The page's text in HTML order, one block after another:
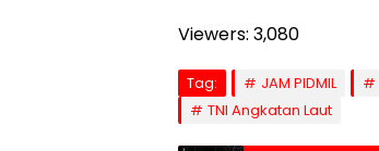
Viewers: 3,080
Tag: JAM PIDMIL
TNI Angkatan Laut